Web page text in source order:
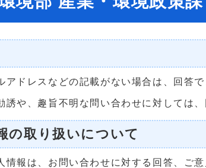
アドレスなどの記載がない場合は、回答
誘や、趣旨不明な問い合わせに対しては、
の取り扱いについて
情報は、お問い合わせに対する回答、ご